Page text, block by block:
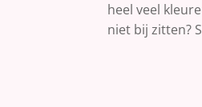
heel veel
niet bij zitten?